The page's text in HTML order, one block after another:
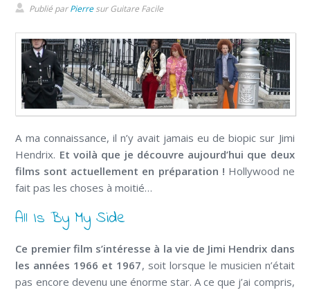
Publié parPierresurGuitare Facile
A ma connaissance, il n’y avait jamais eu de biopic sur Jimi
Hendrix. Et voilà que je découvre aujourd’hui que deux
films sont actuellement en préparation ! Hollywood ne
fait pas les choses à moitié…
All Is By My Side
Ce premier film s’intéresse à la vie de Jimi Hendrix dans
les années 1966 et 1967, soit lorsque le musicien n’était
pas encore devenu une énorme star. A ce que j’ai compris,